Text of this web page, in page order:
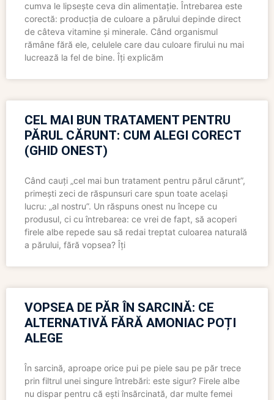
cumva le lipsește ceva din alimentație. Întrebarea este
corectă: producția de culoare a părului depinde direct
de câteva vitamine și minerale. Când organismul
rămâne fără ele, celulele care dau culoare firului nu mai
lucrează la fel de bine. Îți explicăm
CEL MAI BUN TRATAMENT PENTRU
PĂRUL CĂRUNT: CUM ALEGI CORECT
(GHID ONEST)
Când cauți „cel mai bun tratament pentru părul cărunt”,
primești zeci de răspunsuri care spun toate același
lucru: „al nostru”. Un răspuns onest nu începe cu
produsul, ci cu întrebarea: ce vrei de fapt, să acoperi
firele albe repede sau să redai treptat culoarea naturală
a părului, fără vopsea? Îți
VOPSEA DE PĂR ÎN SARCINĂ: CE
ALTERNATIVĂ FĂRĂ AMONIAC POȚI
ALEGE
În sarcină, aproape orice pui pe piele sau pe păr trece
prin filtrul unei singure întrebări: este sigur? Firele albe
nu dispar pentru că ești însărcinată, dar multe femei